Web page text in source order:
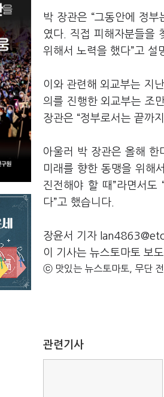
박 장관은 “그동안에 정
였다. 직접 피해자분들을
위해서 노력을 했다”고 설
이와 관련해 외교부는 지
의를 진행한 외교부는 조
장관은 “정부로서는 끝까
아울러 박 장관은 올해 한
미래를 향한 동맹을 위해
진전해야 할 때”라면서
다”고 했습니다.
장윤서 기자
이 기사는 뉴스토마토 보
ⓒ 맛있는 뉴스토마토, 무단 전
관련기사